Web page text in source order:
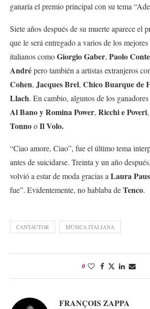
ganaría el premio principal con su tema
Siete años después de su muerte aparece el
que le será entregado a varios de los
italianos comoGiorgio Gaber, Paolo Conte
Andrépero también a artistas extranjeros
Cohen, Jacques Brel, Chico Buarque de
Llach. En cambio, algunos de los
Al Bano y Romina Power, Ricchi e Poveri,
TonnooIl Volo.
“Ciao amore, Ciao”, fue el último tema
antes de suicidarse. Treinta y un año
volvió a estar de moda gracias a Laura
fue”. Evidentemente, no hablaba deTenco.
CANTAUTOR MÚSICA ITALIANA
0
FRANÇOIS ZAPPA